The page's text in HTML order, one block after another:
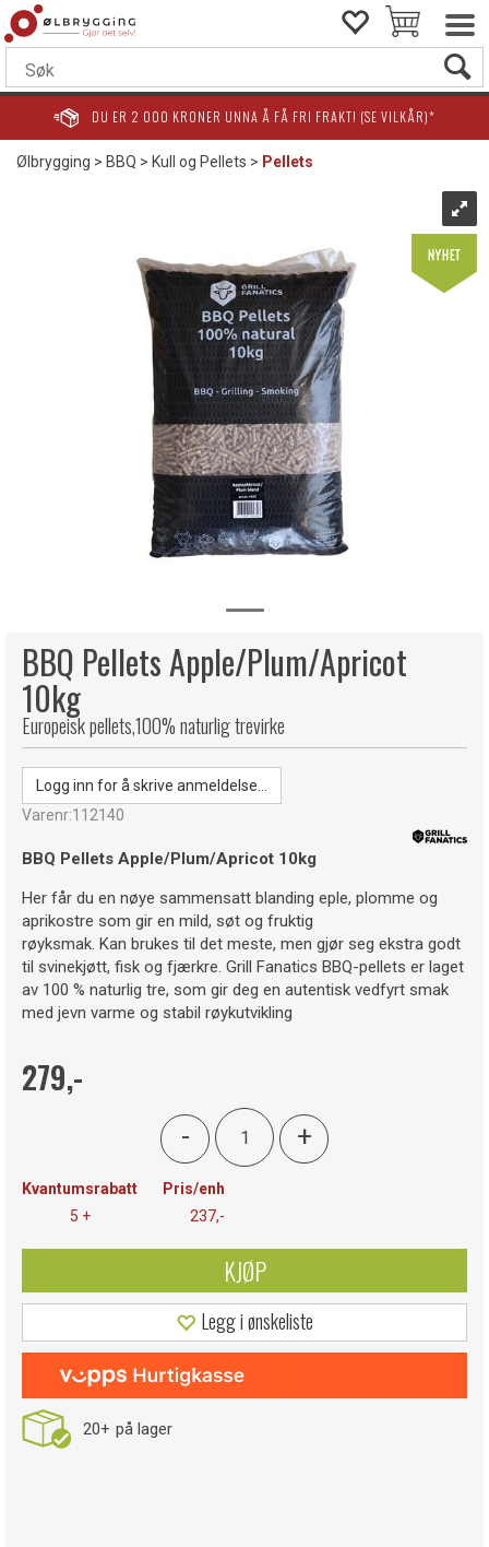
DU ER 2 000 KRONER UNNA Å FÅ FRI FRAKT! (SE VILKÅR)*
Ølbrygging>BBQ>Kull og Pellets> Pellets
BBQ Pellets Apple/Plum/Apricot
10kg
Europeisk pellets,100% naturlig trevirke
Logg inn for å skrive anmeldelse...
Varenr:112140
BBQ Pellets Apple/Plum/Apricot 10kg
Her får du en nøye sammensatt blanding eple, plomme og
aprikostre som gir en mild, søt og fruktig
røyksmak. Kan brukes til det meste, men gjør seg ekstra godt
til svinekjøtt, fisk og fjærkre. Grill Fanatics BBQ-pellets er laget
av 100 % naturlig tre, som gir deg en autentisk vedfyrt smak
med jevn varme og stabil røykutvikling
279,-
- +
Kvantumsrabatt
Pris/enh
5 +
237,-
KJØP
Legg i ønskeliste
20+ på lager